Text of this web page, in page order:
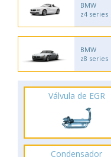
BMW
z4 series
BMW
z8 series
Válvula de EGR
Condensador